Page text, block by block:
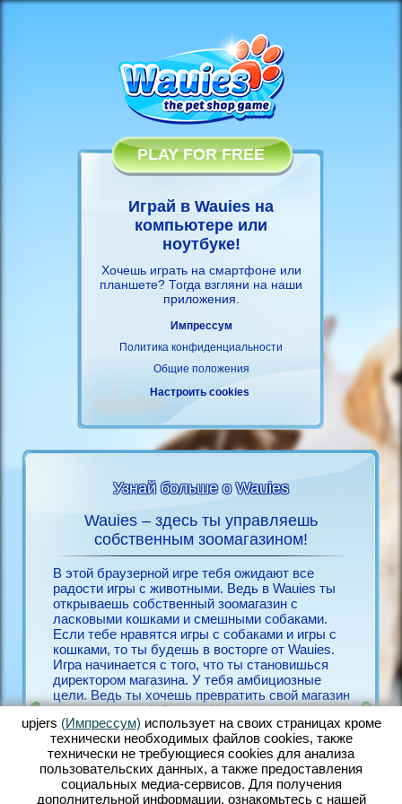
PLAY FOR FREE
Играй в Wauies на
компьютере или
ноутбуке!
Хочешь играть на смартфоне или
планшете? Тогда взгляни на наши
приложения
Импрессум
Политика конфиденциальности
Общие положения
Настроить cookies
Узнай больше о Wauies
Wauies – здесь ты управляешь
собственным зоомагазином!
В этой браузерной игре тебя ожидают все
радости игры с животными. Ведь в Wauies ты
открываешь собственный зоомагазин с
ласковыми кошками и смешными собаками.
Если тебе нравятся игры с собаками и игры с
кошками, то ты будешь в восторге от Wauies.
Игра начинается с того, что ты становишься
директором магазина. У тебя амбициозные
цели. Ведь ты хочешь превратить свой магазин
в процветающий бизнес. Чем счастливее твои
животные, тем лучше они себя чувствуют и
тем быстрее ты найдёшь клиентов, которые
захотят купить твоих собак и кошек. В Wauies
ты заботишься о большом количестве милых
животных. Ухаживай за хорошенькими
игры с
дружбу
upjers (Импрессум) использует на своих страницах кроме
технически необходимых файлов сookies, также
технически не требующиеся cookies для анализа
пользовательских данных, а также предоставления
социальных медиа-сервисов. Для получения
дополнительной информации, ознакомьтесь с нашей